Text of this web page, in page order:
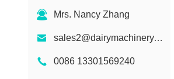
Mrs. Nancy Zhang
sales2@dairymachinery.cc
0086 13301569240